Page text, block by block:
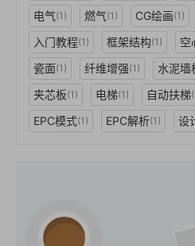
电气(1) 燃气(1) CG绘画(1)
入门教程(1) 框架结构(1) 空
瓷面(1) 纤维增强(1) 水泥墙
夹芯板(1) 电梯(1) 自动扶梯
EPC模式(1) EPC解析(1) 设